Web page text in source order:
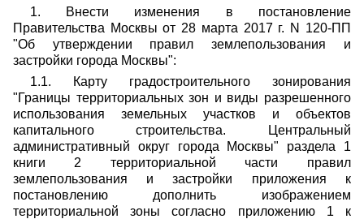
1. Внести изменения в постановление
Правительства Москвы от 28 марта 2017 г. N 120-ПП
"Об утверждении правил землепользования и
застройки города Москвы":
1.1. Карту градостроительного зонирования
"Границы территориальных зон и виды разрешенного
использования земельных участков и объектов
капитального строительства. Центральный
административный округ города Москвы" раздела 1
книги 2 территориальной части правил
землепользования и застройки приложения к
постановлению дополнить изображением
территориальной зоны согласно приложению 1 к